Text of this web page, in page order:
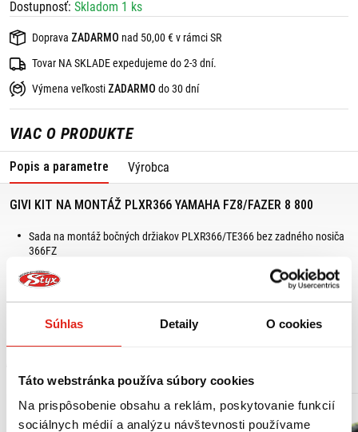
Súhlas Detaily O cookies
Táto webstránka používa súbory cookies
Na prispôsobenie obsahu a reklám, poskytovanie funkcií
sociálnych médií a analýzu návštevnosti používame
Dostupnosť: Skladom 1 ks
Doprava ZADARMO nad 50,00 € v rámci SR
Tovar NA SKLADE expedujeme do 2-3 dní.
Výmena veľkosti ZADARMO do 30 dní
VIAC O PRODUKTE
Popis a parametre Výrobca
GIVI KIT NA MONTÁŽ PLXR366 YAMAHA FZ8/FAZER 8 800
Sada na montáž bočných držiakov PLXR366/TE366 bez zadného nosiča
366FZ
Vhodná pre: YAMAHA FZ8 / Fazer 8 800 (10 >, 15)
,